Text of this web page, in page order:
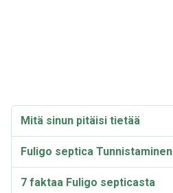
Mitä sinun pitäisi tietää
Fuligo septica Tunnistaminen
7 faktaa Fuligo septicasta